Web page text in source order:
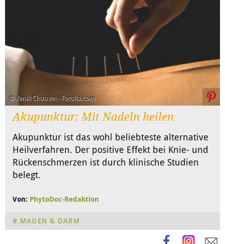
© Yanik Chauvin - Fotolia.com
Akupunktur: Mit Nadeln heilen
Akupunktur ist das wohl beliebteste alternative
Heilverfahren. Der positive Effekt bei Knie- und
Rückenschmerzen ist durch klinische Studien
belegt.
Von: PhytoDoc-Redaktion
MAGEN & DARM